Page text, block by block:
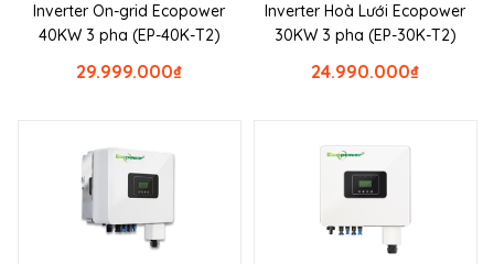
Inverter On-grid Ecopower
40KW 3 pha (EP-40K-T2)
₫
29.999.000
Inverter Hoà Lưới Ecopower
30KW 3 pha (EP-30K-T2)
₫
24.990.000